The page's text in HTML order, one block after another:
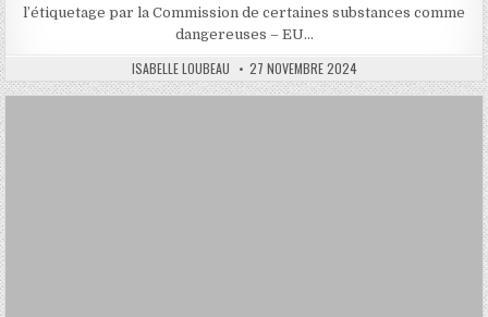
l’étiquetage par la Commission de certaines substances comme
dangereuses – EU…
AUTHOR:
ISABELLE LOUBEAU PUBLISHED
DATE:
27 NOVEMBRE 2024